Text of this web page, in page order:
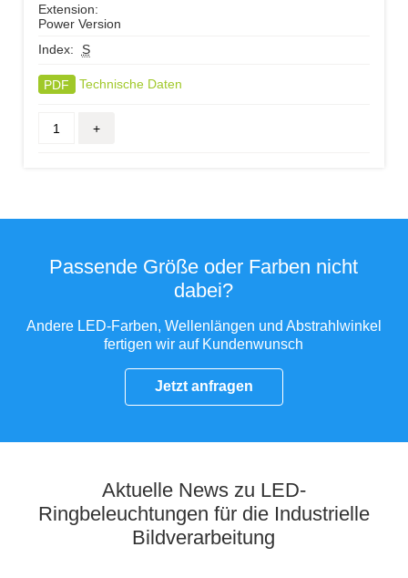
Extension:
Power Version
Index:
S
PDF Technische Daten
Passende Größe oder Farben nicht
dabei?
Andere LED-Farben, Wellenlängen und Abstrahlwinkel
fertigen wir auf Kundenwunsch
Jetzt anfragen
Aktuelle News zu LED-
Ringbeleuchtungen für die Industrielle
Bildverarbeitung